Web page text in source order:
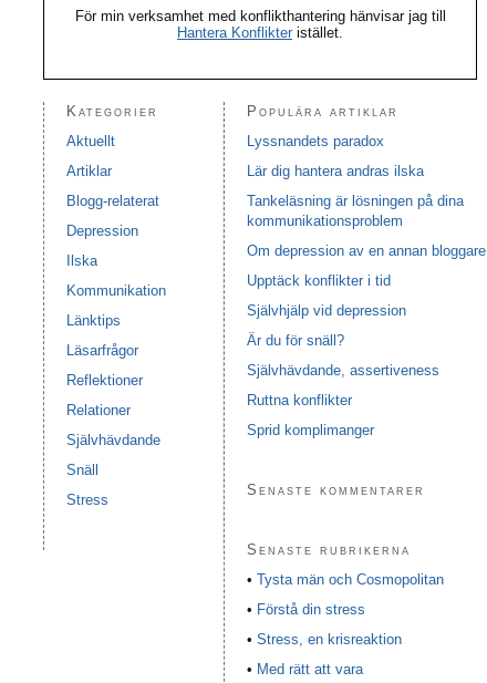
För min verksamhet med konflikthantering hänvisar jag till
Hantera Konflikter istället.
Kategorier
Aktuellt
Artiklar
Blogg-relaterat
Depression
Ilska
Kommunikation
Länktips
Läsarfrågor
Reflektioner
Relationer
Självhävdande
Snäll
Stress
Populära artiklar
Lyssnandets paradox
Lär dig hantera andras ilska
Tankeläsning är lösningen på dina
kommunikationsproblem
Om depression av en annan bloggare
Upptäck konflikter i tid
Självhjälp vid depression
Är du för snäll?
Självhävdande, assertiveness
Ruttna konflikter
Sprid komplimanger
Senaste kommentarer
Senaste rubrikerna
• Tysta män och Cosmopolitan
• Förstå din stress
• Stress, en krisreaktion
• Med rätt att vara